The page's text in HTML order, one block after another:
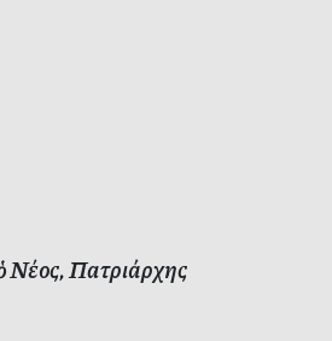
Πατριάρχης